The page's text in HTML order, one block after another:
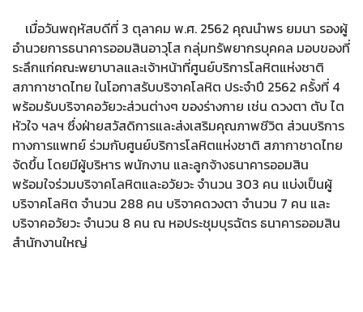
เมื่อวันพฤหัสบดีที่ 3 ตุลาคม พ.ศ. 2562 คุณนำพร ยมนา รองผู้
อำนวยการธนาคารออมสินอาวุโส กลุ่มทรัพยากรบุคคล มอบของที่
ระลึกแก่คณะพยาบาลและเจ้าหน้าที่ศูนย์บริการโลหิตแห่งชาติ
สภากาชาดไทย ในโอกาสรับบริจาคโลหิต ประจำปี 2562 ครั้งที่ 4
พร้อมรับบริจาคอวัยวะส่วนต่างๆ ของร่างกาย เช่น ดวงตา ตับ ไต
หัวใจ ฯลฯ ซึ่งฝ่ายสวัสดิการและส่งเสริมคุณภาพชีวิต ส่วนบริการ
ทางการแพทย์ ร่วมกับศูนย์บริการโลหิตแห่งชาติ สภากาชาดไทย
จัดขึ้น โดยมีผู้บริหาร พนักงาน และลูกจ้างธนาคารออมสิน
พร้อมใจร่วมบริจาคโลหิตและอวัยวะ จำนวน 303 คน แบ่งเป็นผู้
บริจาคโลหิต จำนวน 288 คน บริจาคดวงตา จำนวน 7 คน และ
บริจาคอวัยวะ จำนวน 8 คน ณ หอประชุมบุรฉัตร ธนาคารออมสิน
สำนักงานใหญ่